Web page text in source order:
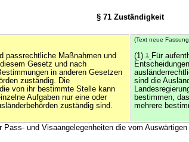
§ 71 Zuständigkeit
passrechtliche Maßnahmen und
Gesetz und nach
in anderen Gesetzen
zuständig. Die
von ihr bestimmte Stelle kann
Aufgaben nur eine oder
zuständig sind.
(Text neue
(1) 1
Für
sind die
bestimmen,
mehrere
Pass- und Visaangelegenheiten die vom